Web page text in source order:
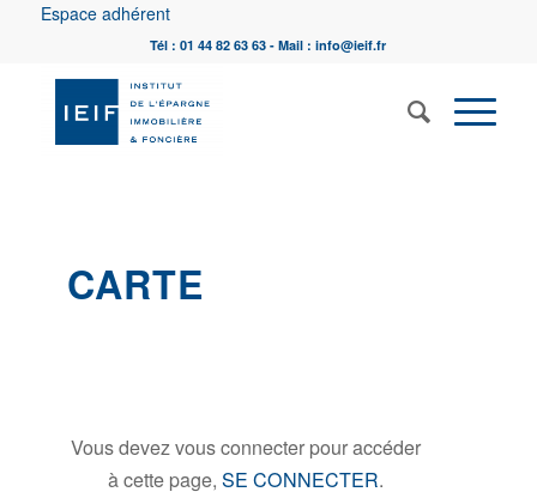
Espace adhérent
Tél : 01 44 82 63 63 - Mail : info@ieif.fr
CARTE
Vous devez vous connecter pour accéder
à cette page, SE CONNECTER.